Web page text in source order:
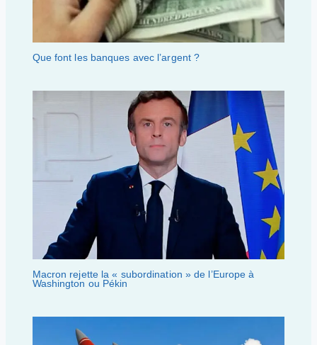
Que font les banques avec l’argent ?
Macron rejette la « subordination » de l’Europe à
Washington ou Pékin